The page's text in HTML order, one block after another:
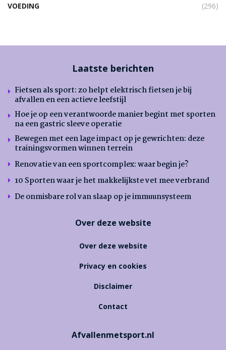
VOEDING
(296)
Laatste berichten
Fietsen als sport: zo helpt elektrisch fietsen je bij
afvallen en een actieve leefstijl
Hoe je op een verantwoorde manier begint met sporten
na een gastric sleeve operatie
Bewegen met een lage impact op je gewrichten: deze
trainingsvormen winnen terrein
Renovatie van een sportcomplex: waar begin je?
10 Sporten waar je het makkelijkste vet mee verbrand
De onmisbare rol van slaap op je immuunsysteem
Over deze website
Over deze website
Privacy en cookies
Disclaimer
Contact
Afvallenmetsport.nl